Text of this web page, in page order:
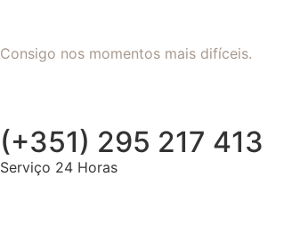
Consigo nos momentos mais difíceis.
(+351) 295 217 413
Serviço 24 Horas